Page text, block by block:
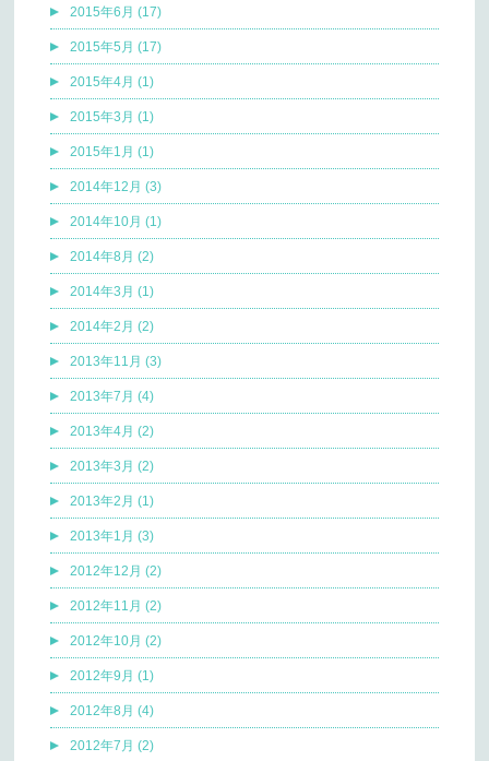
2015年6月 (17)
2015年5月 (17)
2015年4月 (1)
2015年3月 (1)
2015年1月 (1)
2014年12月 (3)
2014年10月 (1)
2014年8月 (2)
2014年3月 (1)
2014年2月 (2)
2013年11月 (3)
2013年7月 (4)
2013年4月 (2)
2013年3月 (2)
2013年2月 (1)
2013年1月 (3)
2012年12月 (2)
2012年11月 (2)
2012年10月 (2)
2012年9月 (1)
2012年8月 (4)
2012年7月 (2)